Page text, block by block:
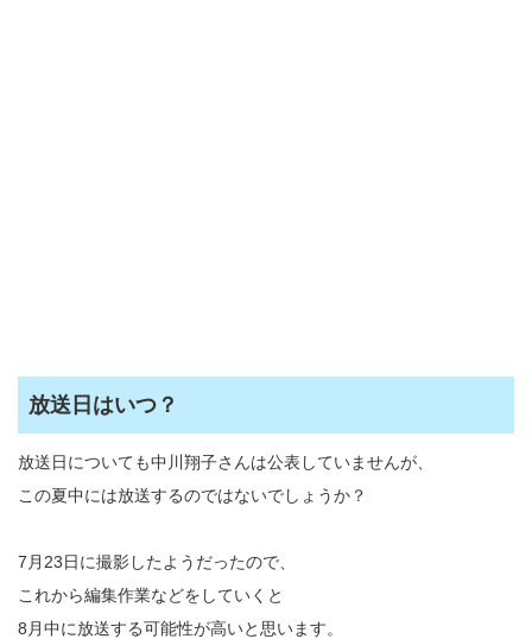
放送日はいつ？
放送日についても中川翔子さんは公表していませんが、
この夏中には放送するのではないでしょうか？
7月23日に撮影したようだったので、
これから編集作業などをしていくと
8月中に放送する可能性が高いと思います。